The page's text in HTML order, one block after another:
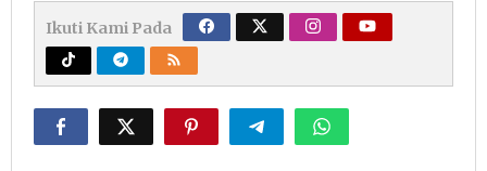
Ikuti Kami Pada